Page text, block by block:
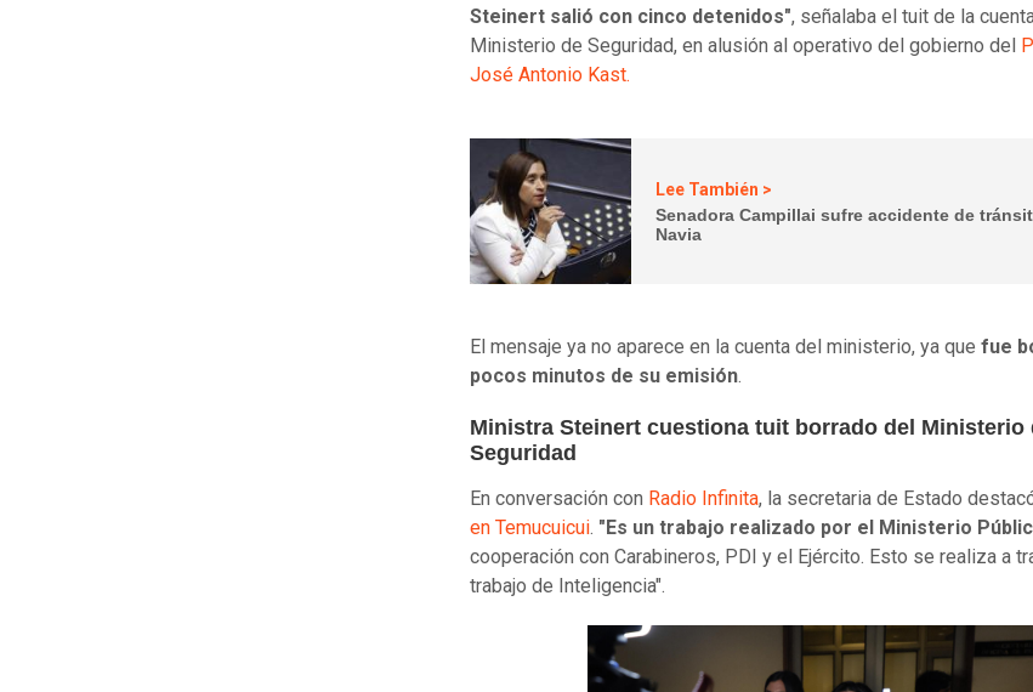
Steinert salió con cinco detenidos", señalaba el tuit de la
Ministerio de Seguridad, en alusión al operativo del gobierno del
José Antonio Kast.
Lee También >
Senadora Campillai sufre accidente de
Navia
El mensaje ya no aparece en la cuenta del ministerio, ya que fue
pocos minutos de su emisión.
Ministra Steinert cuestiona tuit borrado del Ministerio
Seguridad
En conversación con Radio Infinita, la secretaria de Estado
en Temucuicui. "Es un trabajo realizado por el Ministerio
cooperación con Carabineros, PDI y el Ejército. Esto se realiza a
trabajo de Inteligencia".